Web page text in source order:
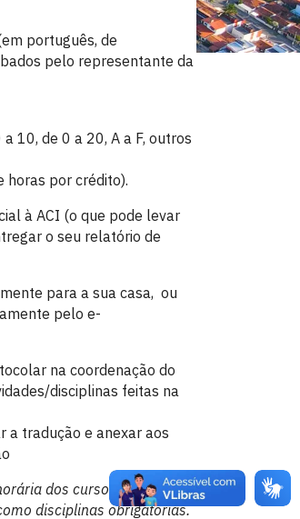
português, de
pelo representante da
10, de 0 a 20, A a F, outros
horas por crédito).
à ACI (o que pode levar
o seu relatório de
para a sua casa, ou
pelo e-
na coordenação do
disciplinas feitas na
a tradução e anexar aos
dos cursos da UFPB e
disciplinas obrigatórias.